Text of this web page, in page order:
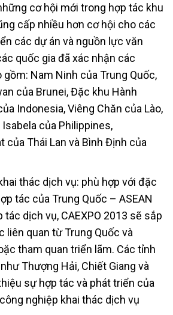
cơ hội mới trong hợp tác khu
cấp nhiều hơn cơ hội cho các
các dự án và nguồn lực văn
quốc gia đã xác nhận các
Nam Ninh của Trung Quốc,
của Brunei, Đặc khu Hành
Indonesia, Viêng Chăn của Lào,
của Philippines,
của Thái Lan và Bình Định của
thác dịch vụ: phù hợp với đặc
tác của Trung Quốc – ASEAN
dịch vụ, CAEXPO 2013 sẽ sắp
liên quan từ Trung Quốc và
tham quan triển lãm. Các tỉnh
Thượng Hải, Chiết Giang và
sự hợp tác và phát triển của
nghiệp khai thác dịch vụ